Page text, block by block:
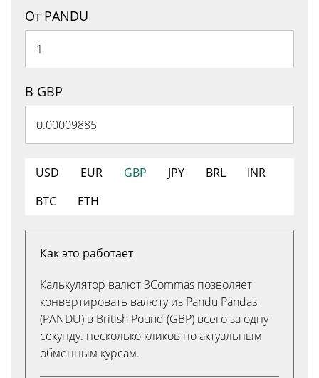
От PANDU
В GBP
USD EUR GBP JPY BRL
INR
BTC
ETH
Как это работает
Калькулятор валют 3Commas позволяет
конвертировать валюту из Pandu Pandas
(PANDU) в British Pound (GBP) всего за одну
секунду. несколько кликов по актуальным
обменным курсам.